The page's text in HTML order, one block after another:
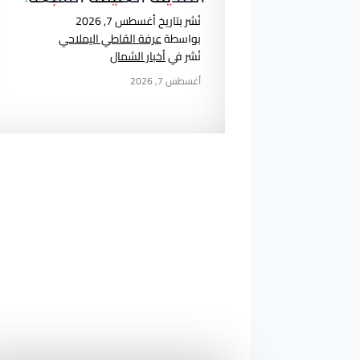
نُشر بتاريخأغسطس 7, 2026
بواسطةعرفة القاطي اليملاحي
نُشر فيأخبار الشمال
أغسطس 7, 2026